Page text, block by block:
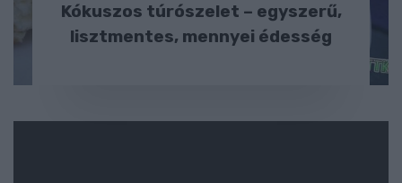
Kókuszos túrószelet – egyszerű,
lisztmentes, mennyei édesség